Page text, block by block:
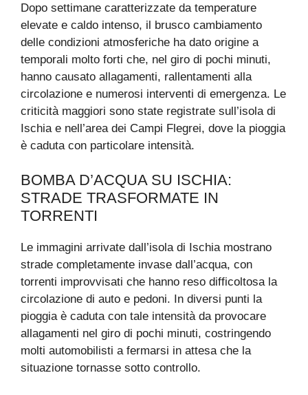
Dopo settimane caratterizzate da temperature
elevate e caldo intenso, il brusco cambiamento
delle condizioni atmosferiche ha dato origine a
temporali molto forti che, nel giro di pochi minuti,
hanno causato allagamenti, rallentamenti alla
circolazione e numerosi interventi di emergenza. Le
criticità maggiori sono state registrate sull’isola di
Ischia e nell’area dei Campi Flegrei, dove la pioggia
è caduta con particolare intensità.
BOMBA D’ACQUA SU ISCHIA:
STRADE TRASFORMATE IN
TORRENTI
Le immagini arrivate dall’isola di Ischia mostrano
strade completamente invase dall’acqua, con
torrenti improvvisati che hanno reso difficoltosa la
circolazione di auto e pedoni. In diversi punti la
pioggia è caduta con tale intensità da provocare
allagamenti nel giro di pochi minuti, costringendo
molti automobilisti a fermarsi in attesa che la
situazione tornasse sotto controllo.